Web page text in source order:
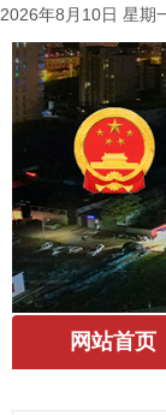
2026年8月10日 星期